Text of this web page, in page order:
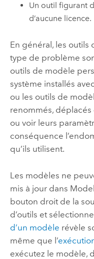
Un outil figurant
d’aucune licence.
En général, les outils
type de problème
outils de modèle
système installés avec
ou les outils de
renommés, déplacés
ou voir leurs
conséquence
qu’ils utilisent.
Les modèles ne
mis à jour dans
bouton droit de la
d’outils et
d’un modèle révèle
même que l’
exécutez le modèle,